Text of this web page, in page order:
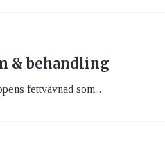
& behandling
fettvävnad som...